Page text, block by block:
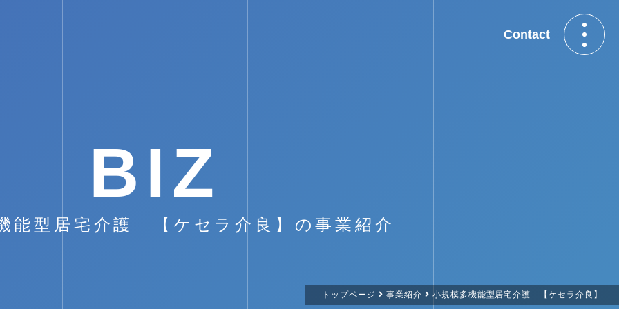
Contact
BIZ
能型居宅介護 【ケセラ介良】の事業紹介
トップページ 事業紹介 小規模多機能型居宅介護 【ケセラ介良】